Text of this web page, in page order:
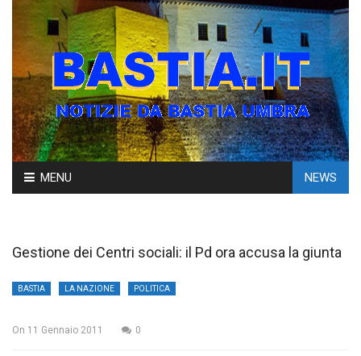
Skip
to
MENU NEWS
Gestione dei Centri sociali: il Pd ora accusa la giunta
BASTIA LA NAZIONE POLITICA
On 11 Gennaio 2011 0